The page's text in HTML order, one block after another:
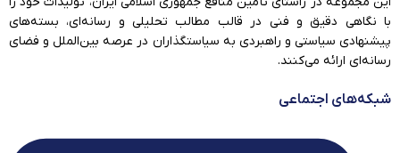
با نگاهی دقیق و فنی در قالب مطالب تحلیلی و رسانه‌ای، بسته‌های
پیشنهادی سیاستی و راهبردی به سیاستگذاران در عرصه بین‌الملل و فضای
رسانه‌ای ارائه می‌کنند.
شبکه‌های اجتماعی